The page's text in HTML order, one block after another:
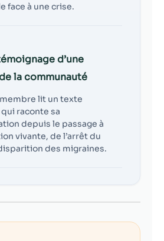
face à une crise.
d’une
la communauté
lit un texte
raconte sa
depuis le passage à
vivante, de l’arrêt du
des migraines.